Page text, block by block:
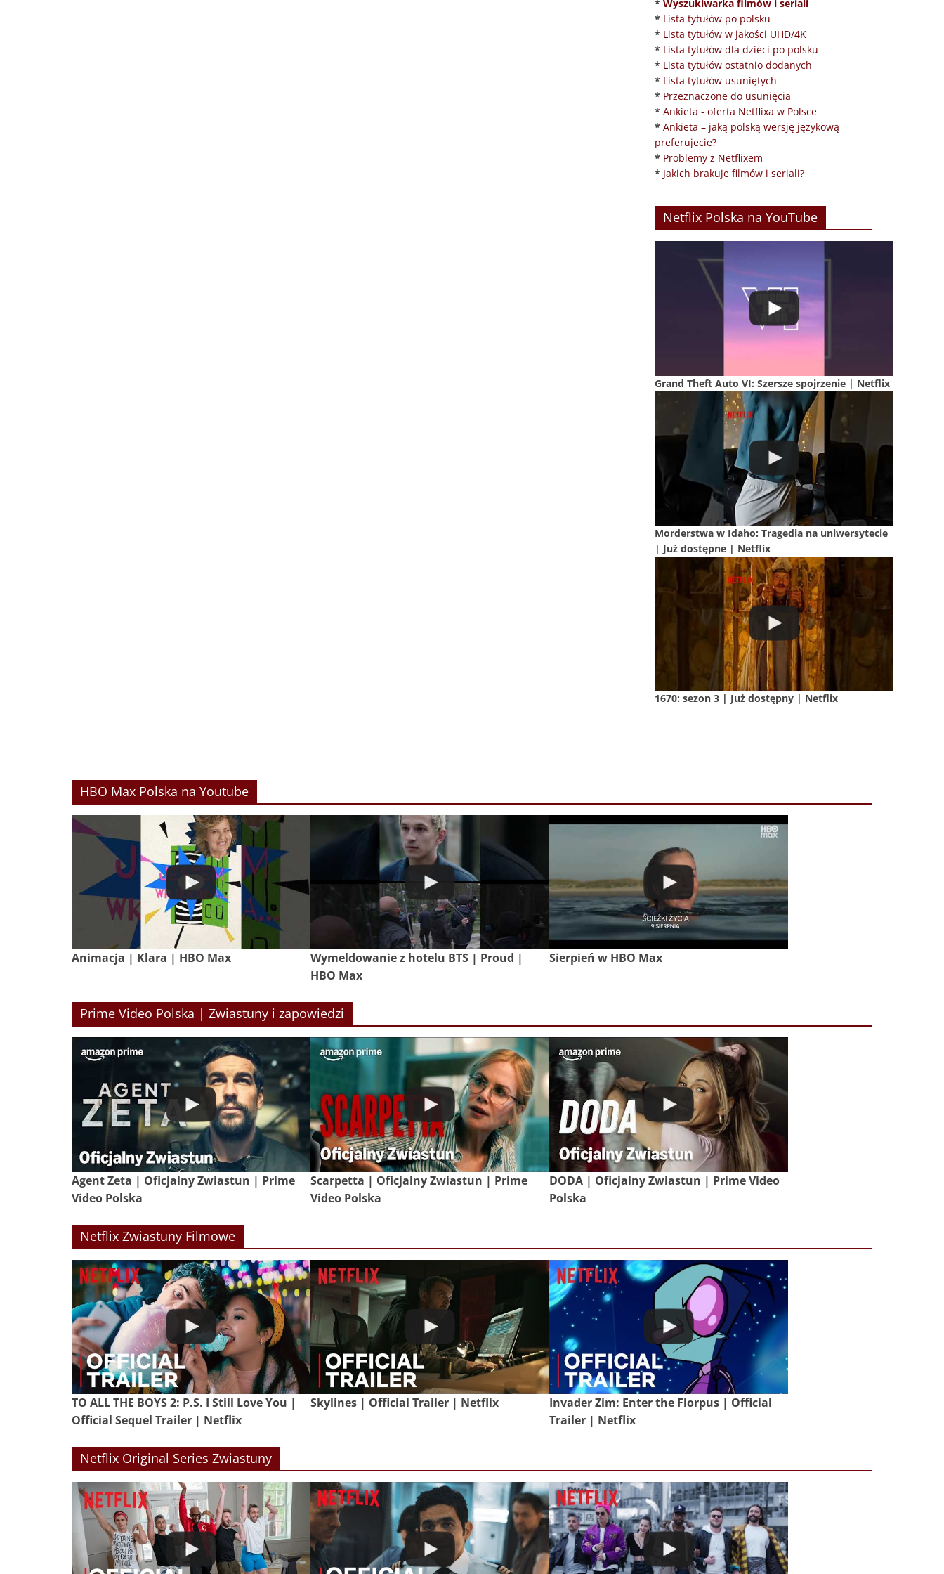
* Wyszukiwarka filmów i seriali
* Lista tytułów po polsku
* Lista tytułów w jakości UHD/4K
* Lista tytułów dla dzieci po polsku
* Lista tytułów ostatnio dodanych
* Lista tytułów usuniętych
* Przeznaczone do usunięcia
* Ankieta - oferta Netflixa w Polsce
* Ankieta – jaką polską wersję językową
preferujecie?
* Problemy z Netflixem
* Jakich brakuje filmów i seriali?
Netflix Polska na YouTube
Grand Theft Auto VI: Szersze spojrzenie | Netflix
Morderstwa w Idaho: Tragedia na uniwersytecie
| Już dostępne | Netflix
1670: sezon 3 | Już dostępny | Netflix
HBO Max Polska na Youtube
Animacja | Klara | HBO Max
Wymeldowanie z hotelu BTS | Proud |
HBO Max
Sierpień w HBO Max
Prime Video Polska | Zwiastuny i zapowiedzi
Agent Zeta | Oficjalny Zwiastun | Prime
Video Polska
Scarpetta | Oficjalny Zwiastun | Prime
Video Polska
DODA | Oficjalny Zwiastun | Prime Video
Polska
Netflix Zwiastuny Filmowe
TO ALL THE BOYS 2: P.S. I Still Love You |
Official Sequel Trailer | Netflix
Skylines | Official Trailer | Netflix
Invader Zim: Enter the Florpus | Official
Trailer | Netflix
Netflix Original Series Zwiastuny